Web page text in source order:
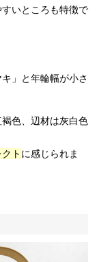
いところも特徴で
」と年輪幅が小さ
色、辺材は灰白色
ト に感じられま